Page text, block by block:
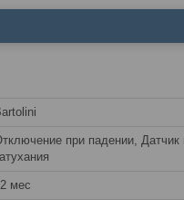
при падении, Датчик
мес